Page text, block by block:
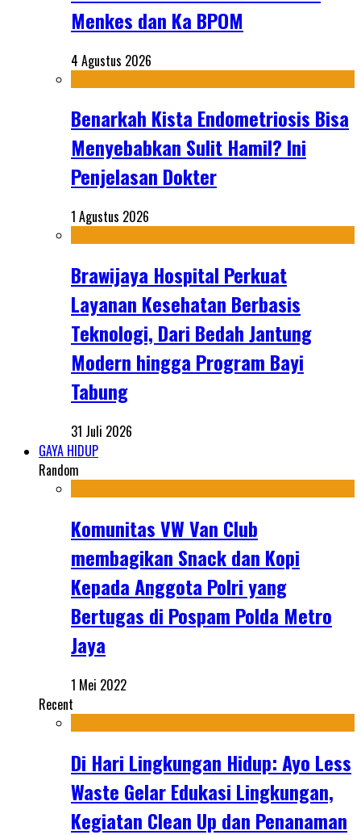
Menkes dan Ka BPOM
4 Agustus 2026
Benarkah Kista Endometriosis Bisa
Menyebabkan Sulit Hamil? Ini
Penjelasan Dokter
1 Agustus 2026
Brawijaya Hospital Perkuat
Layanan Kesehatan Berbasis
Teknologi, Dari Bedah Jantung
Modern hingga Program Bayi
Tabung
31 Juli 2026
GAYA HIDUP
Random
Komunitas VW Van Club
membagikan Snack dan Kopi
Kepada Anggota Polri yang
Bertugas di Pospam Polda Metro
Jaya
1 Mei 2022
Recent
Di Hari Lingkungan Hidup: Ayo Less
Waste Gelar Edukasi Lingkungan,
Kegiatan Clean Up dan Penanaman